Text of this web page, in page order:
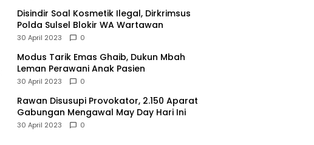
Disindir Soal Kosmetik Ilegal, Dirkrimsus
Polda Sulsel Blokir WA Wartawan
30 April 2023 0
Modus Tarik Emas Ghaib, Dukun Mbah
Leman Perawani Anak Pasien
30 April 2023 0
Rawan Disusupi Provokator, 2.150 Aparat
Gabungan Mengawal May Day Hari Ini
30 April 2023 0